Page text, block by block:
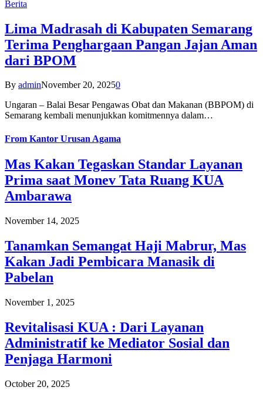
Berita
Lima Madrasah di Kabupaten Semarang
Terima Penghargaan Pangan Jajan Aman
dari BPOM
By adminNovember 20, 20250
Ungaran – Balai Besar Pengawas Obat dan Makanan (BBPOM) di
Semarang kembali menunjukkan komitmennya dalam…
From Kantor Urusan Agama
Mas Kakan Tegaskan Standar Layanan
Prima saat Monev Tata Ruang KUA
Ambarawa
November 14, 2025
Tanamkan Semangat Haji Mabrur, Mas
Kakan Jadi Pembicara Manasik di
Pabelan
November 1, 2025
Revitalisasi KUA : Dari Layanan
Administratif ke Mediator Sosial dan
Penjaga Harmoni
October 20, 2025